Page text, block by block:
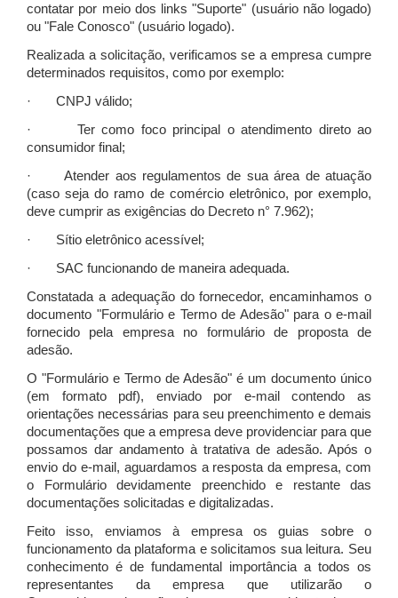
contatar por meio dos links "Suporte" (usuário não logado)
ou "Fale Conosco" (usuário logado).
Realizada a solicitação, verificamos se a empresa cumpre
determinados requisitos, como por exemplo:
· CNPJ válido;
· Ter como foco principal o atendimento direto ao
consumidor final;
· Atender aos regulamentos de sua área de atuação
(caso seja do ramo de comércio eletrônico, por exemplo,
deve cumprir as exigências do Decreto n° 7.962);
· Sítio eletrônico acessível;
· SAC funcionando de maneira adequada.
Constatada a adequação do fornecedor, encaminhamos o
documento "Formulário e Termo de Adesão" para o e-mail
fornecido pela empresa no formulário de proposta de
adesão.
O "Formulário e Termo de Adesão" é um documento único
(em formato pdf), enviado por e-mail contendo as
orientações necessárias para seu preenchimento e demais
documentações que a empresa deve providenciar para que
possamos dar andamento à tratativa de adesão. Após o
envio do e-mail, aguardamos a resposta da empresa, com
o Formulário devidamente preenchido e restante das
documentações solicitadas e digitalizadas.
Feito isso, enviamos à empresa os guias sobre o
funcionamento da plataforma e solicitamos sua leitura. Seu
conhecimento é de fundamental importância a todos os
representantes da empresa que utilizarão o